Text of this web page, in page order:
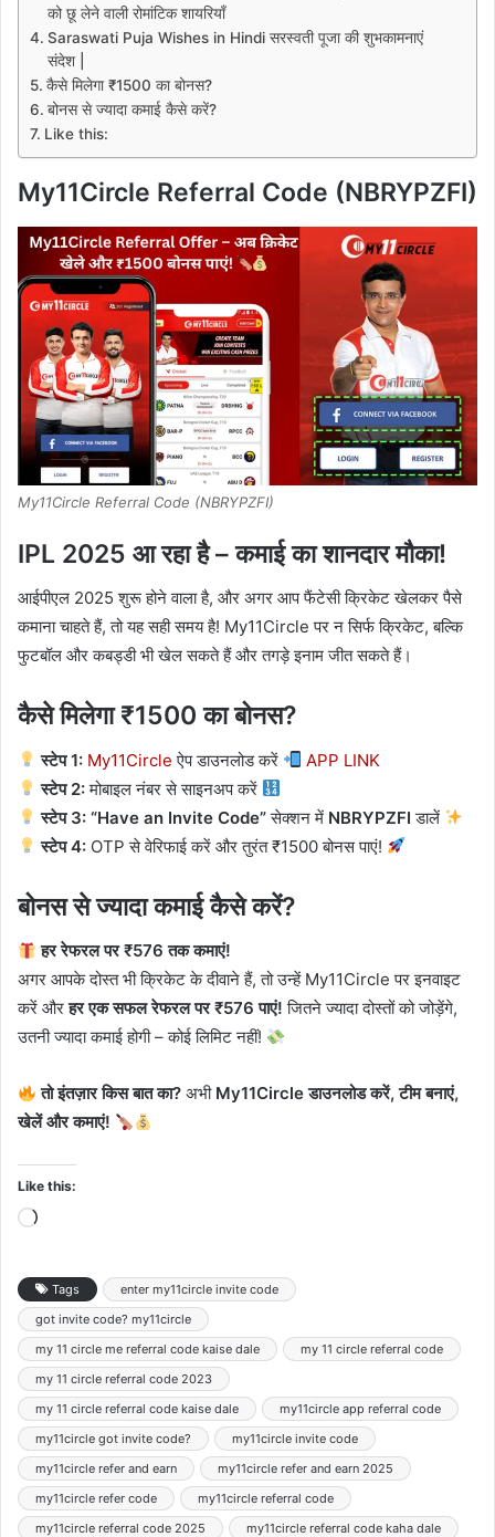
को छू लेने वाली रोमांटिक शायरियाँ
Saraswati Puja Wishes in Hindi सरस्वती पूजा की शुभकामनाएं
संदेश |
कैसे मिलेगा ₹1500 का बोनस?
बोनस से ज्यादा कमाई कैसे करें?
Like this:
My11Circle Referral Code (NBRYPZFI)
My11Circle Referral Code (NBRYPZFI)
IPL 2025 आ रहा है – कमाई का शानदार मौका!
आईपीएल 2025 शुरू होने वाला है, और अगर आप फैंटेसी क्रिकेट खेलकर पैसे
कमाना चाहते हैं, तो यह सही समय है! My11Circle पर न सिर्फ क्रिकेट, बल्कि
फुटबॉल और कबड्डी भी खेल सकते हैं और तगड़े इनाम जीत सकते हैं।
कैसे मिलेगा ₹1500 का बोनस?
स्टेप 1: My11Circle ऐप डाउनलोड करें
APP LINK
स्टेप 2:मोबाइल नंबर से साइनअप करें
स्टेप 3: “Have an Invite Code”सेक्शन में NBRYPZFI डालें
स्टेप 4: OTP से वेरिफाई करें और तुरंत ₹1500 बोनस पाएं!
बोनस से ज्यादा कमाई कैसे करें?
हर रेफरल पर ₹576 तक कमाएं!
अगर आपके दोस्त भी क्रिकेट के दीवाने हैं, तो उन्हें My11Circle पर इनवाइट
करें औरहर एक सफल रेफरल पर ₹576 पाएं! जितने ज्यादा दोस्तों को जोड़ेंगे,
उतनी ज्यादा कमाई होगी – कोई लिमिट नहीं!
तो इंतज़ार किस बात का? अभी My11Circle डाउनलोड करें, टीम बनाएं,
खेलें और कमाएं!
Like this:
Loading…
Tags
enter my11circle invite code
got invite code? my11circle
my 11 circle me referral code kaise dale
my 11 circle referral code
my 11 circle referral code 2023
my 11 circle referral code kaise dale
my11circle app referral code
my11circle got invite code?
my11circle invite code
my11circle refer and earn
my11circle refer and earn 2025
my11circle refer code
my11circle referral code
my11circle referral code 2025
my11circle referral code kaha dale